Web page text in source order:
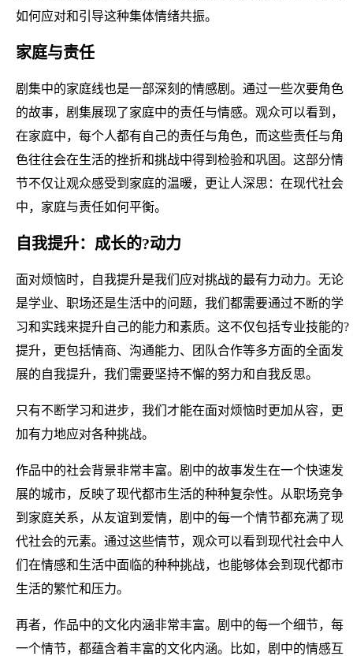
如何应对和引导这种集体情绪共振。
家庭与责任
剧集中的家庭线也是一部深刻的情感剧。通过一些次要角色
的故事，剧集展现了家庭中的责任与情感。观众可以看到，
在家庭中，每个人都有自己的责任与角色，而这些责任与角
色往往会在生活的挫折和挑战中得到检验和巩固。这部分情
节不仅让观众感受到家庭的温暖，更让人深思：在现代社会
中，家庭与责任如何平衡。
自我提升：成长的?动力
面对烦恼时，自我提升是我们应对挑战的最有力动力。无论
是学业、职场还是生活中的问题，我们都需要通过不断的学
习和实践来提升自己的能力和素质。这不仅包括专业技能的?
提升，更包括情商、沟通能力、团队合作等多方面的全面发
展的自我提升，我们需要坚持不懈的努力和自我反思。
只有不断学习和进步，我们才能在面对烦恼时更加从容，更
加有力地应对各种挑战。
作品中的社会背景非常丰富。剧中的故事发生在一个快速发
展的城市，反映了现代都市生活的种种复杂性。从职场竞争
到家庭关系，从友谊到爱情，剧中的每一个情节都充满了现
代社会的元素。通过这些情节，观众可以看到现代社会中人
们在情感和生活中面临的种种挑战，也能够体会到现代都市
生活的繁忙和压力。
再者，作品中的文化内涵非常丰富。剧中的每一个细节，每
一个情节，都蕴含着丰富的文化内涵。比如，剧中的情感互